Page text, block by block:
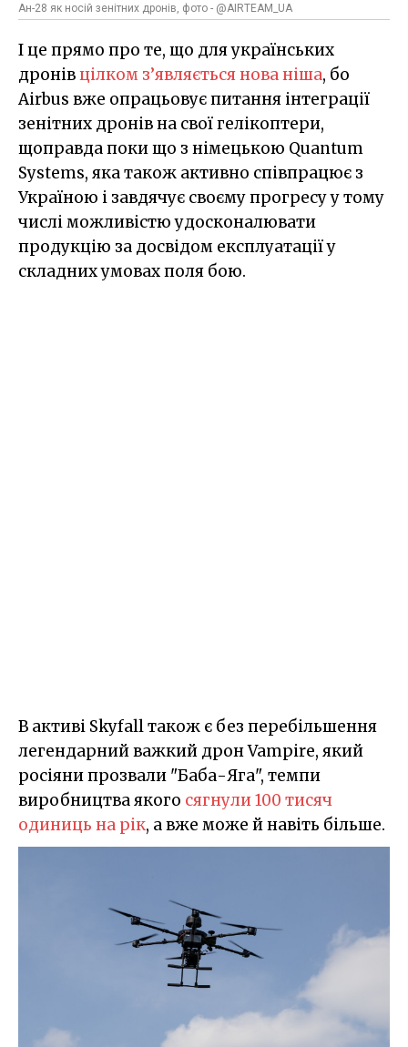
Ан-28 як носій зенітних дронів, фото - @AIRTEAM_UA
І це прямо про те, що для українських
дронівцілком з’являється нова ніша, бо
Airbus вже опрацьовує питання інтеграції
зенітних дронів на свої гелікоптери,
щоправда поки що з німецькою Quantum
Systems, яка також активно співпрацює з
Україною і завдячує своєму прогресу у тому
числі можливістю удосконалювати
продукцію за досвідом експлуатації у
складних умовах поля бою.
В активі Skyfall також є без перебільшення
легендарний важкий дрон Vampire, який
росіяни прозвали "Баба-Яга", темпи
виробництва якого сягнули 100 тисяч
одиниць на рік, а вже може й навіть більше.